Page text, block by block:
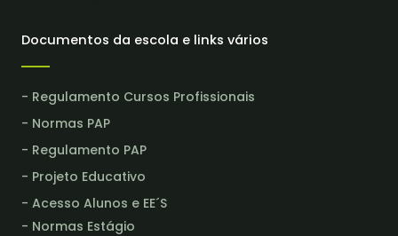
Documentos da escola e links vários
- Regulamento Cursos Profissionais
- Normas PAP
- Regulamento PAP
- Projeto Educativo
- Acesso Alunos e EE´S
- Normas Estágio